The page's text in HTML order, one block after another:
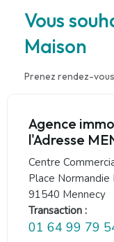
Vous
Maison
Prenez rendez-
Agence
l'Adresse
Centre
Place Normandie
91540 Mennecy
Transaction :
01 64 99 79